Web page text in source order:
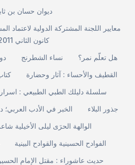
ديوان حسان بن
معايير اللجنة المشتركة الدولية لاعتماد
كانون الثاني 2011)
نساء الشطرنج
هل تعلّم نمر؟
القطيف والأحساء : آثار وحضارة
سلسلة دليلك الطبي الطبيعي :
الخبر في الأدب العربي؛
جذور البلاء
الوالهة الحرَى ليلى الأخيلية
الفوادح الحسينية والقوادح البينية
حديث عاشوراء : مقتل الإمام